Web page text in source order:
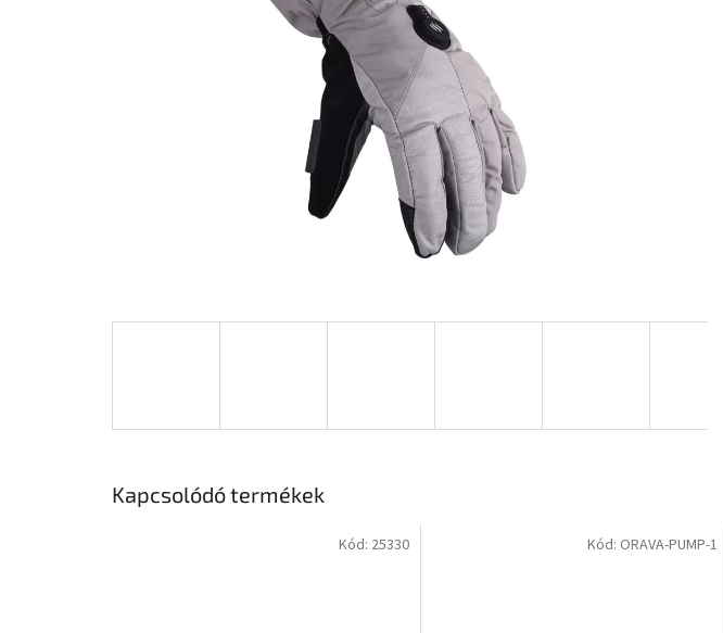
Kapcsolódó termékek
Kód: 25330 Kód: ORAVA-PUMP-1